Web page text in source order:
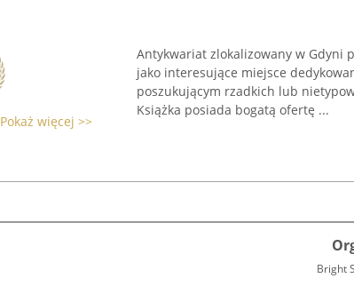
Pokaż więcej >>
Antykwariat zlokalizowany w Gdyni
jako interesujące miejsce
poszukującym rzadkich lub
Książka posiada bogatą ofertę ...
Bright